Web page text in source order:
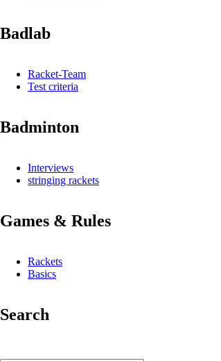
Badlab
Racket-Team
Test criteria
Badminton
Interviews
stringing rackets
Games & Rules
Rackets
Basics
Search